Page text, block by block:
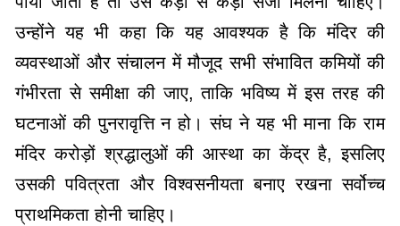
उन्होंने यह भी कहा कि यह आवश्यक है कि मंदिर की
व्यवस्थाओं और संचालन में मौजूद सभी संभावित कमियों की
गंभीरता से समीक्षा की जाए, ताकि भविष्य में इस तरह की
घटनाओं की पुनरावृत्ति न हो। संघ ने यह भी माना कि राम
मंदिर करोड़ों श्रद्धालुओं की आस्था का केंद्र है, इसलिए
उसकी पवित्रता और विश्वसनीयता बनाए रखना सर्वोच्च
प्राथमिकता होनी चाहिए।